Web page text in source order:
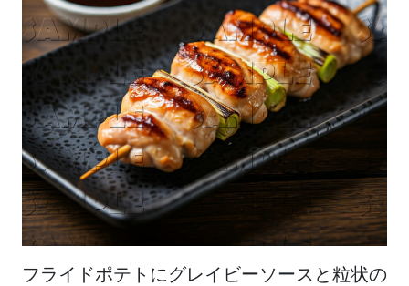
フライドポテトにグレイビーソースと粒状の